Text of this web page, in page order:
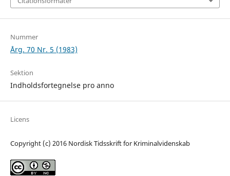
Nummer
Årg. 70 Nr. 5 (1983)
Sektion
Indholdsfortegnelse pro anno
Licens
Copyright (c) 2016 Nordisk Tidsskrift for Kriminalvidenskab